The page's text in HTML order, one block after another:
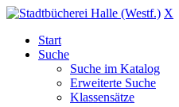
X
Start
Suche
Suche im Katalog
Erweiterte Suche
Klassensätze